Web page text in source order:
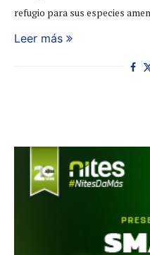
refugio para sus especies
Leer más